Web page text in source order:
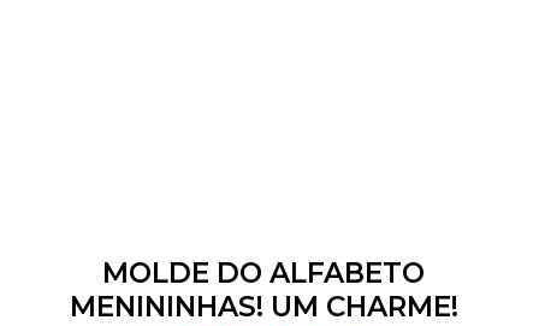
MOLDE DO ALFABETO
MENININHAS! UM CHARME!